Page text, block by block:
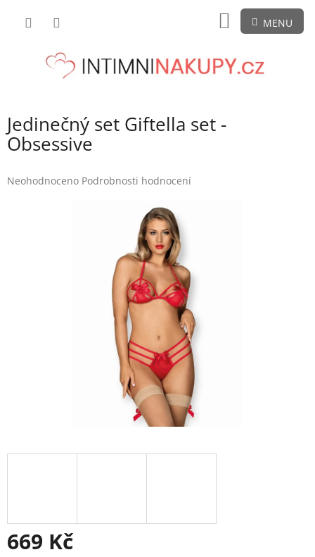
NÁKUPNÍ
KOŠÍK
Jedinečný set Giftella set -
Obsessive
Průměrné
Neohodnoceno Podrobnosti hodnocení
669 Kč